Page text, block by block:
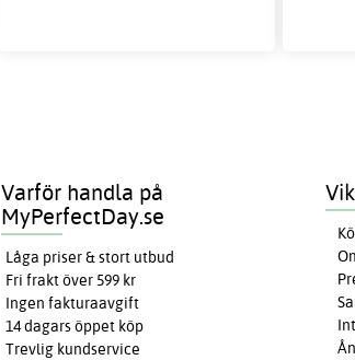
Varför handla på
MyPerfectDay.se
Låga priser & stort utbud
Fri frakt över 599 kr
Ingen fakturaavgift
14 dagars öppet köp
Trevlig kundservice